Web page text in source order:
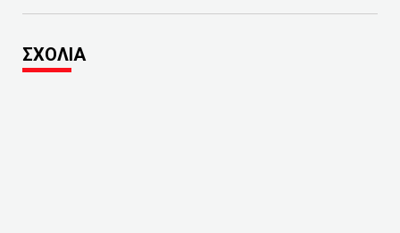
ΣΧΟΛΙΑ